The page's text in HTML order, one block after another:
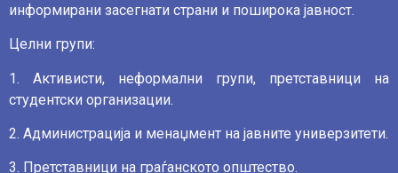
информирани засегнати страни и поширока јавност.
Целни групи:
1. Активисти, неформални групи, претставници на
студентски организации.
2. Администрација и менаџмент на јавните универзитети.
3. Претставници на граѓанското општество.